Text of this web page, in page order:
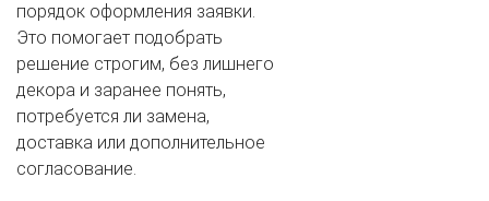
порядок оформления заявки.
Это помогает подобрать
решение строгим, без лишнего
декора и заранее понять,
потребуется ли замена,
доставка или дополнительное
согласование.